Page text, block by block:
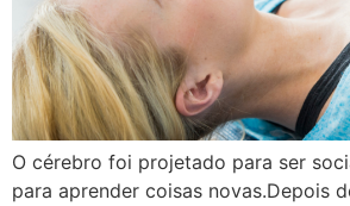
O cérebro foi projetado para ser
para aprender coisas novas.Depois